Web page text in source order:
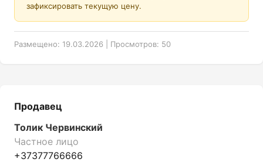
зафиксировать текущую цену.
Размещено: 19.03.2026 | Просмотров: 50
Продавец
Толик Червинский
Частное лицо
+37377766666